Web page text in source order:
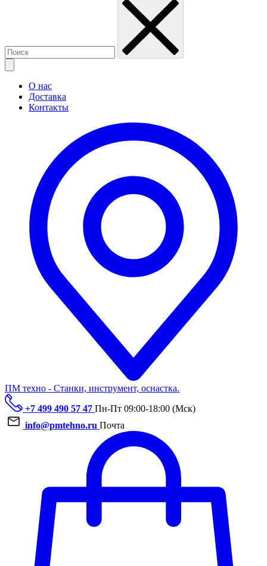
О нас
Доставка
Контакты
ПМ техно - Станки, инструмент, оснастка.
+7 499 490 57 47 Пн-Пт 09:00-18:00 (Мск)
info@pmtehno.ru Почта